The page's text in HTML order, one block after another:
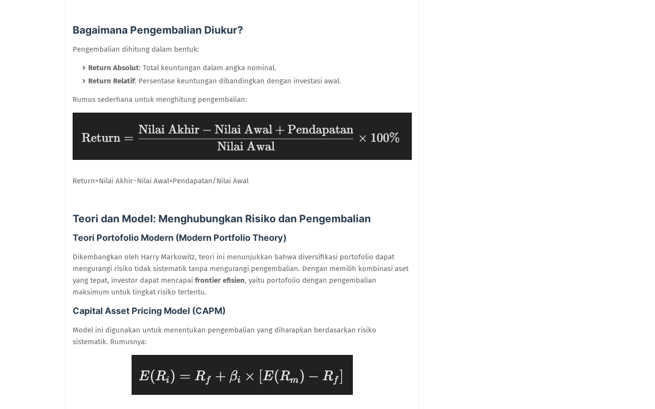
Bagaimana Pengembalian Diukur?
Pengembalian dihitung dalam bentuk:
Return Absolut: Total keuntungan dalam angka nominal.
Return Relatif: Persentase keuntungan dibandingkan dengan investasi awal.
Rumus sederhana untuk menghitung pengembalian:
Return=Nilai Akhir−Nilai Awal+Pendapatan/Nilai Awal
Teori dan Model: Menghubungkan Risiko dan Pengembalian
Teori Portofolio Modern (Modern Portfolio Theory)
Dikembangkan oleh Harry Markowitz, teori ini menunjukkan bahwa diversifikasi portofolio dapat
mengurangi risiko tidak sistematik tanpa mengurangi pengembalian. Dengan memilih kombinasi aset
yang tepat, investor dapat mencapai frontier efisien, yaitu portofolio dengan pengembalian
maksimum untuk tingkat risiko tertentu.
Capital Asset Pricing Model (CAPM)
Model ini digunakan untuk menentukan pengembalian yang diharapkan berdasarkan risiko
sistematik. Rumusnya: